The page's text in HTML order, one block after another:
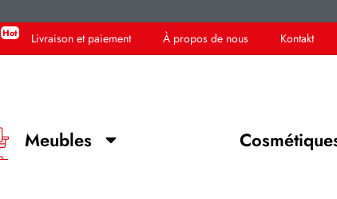
Livraison et paiement À propos de nous Kontakt
Meubles